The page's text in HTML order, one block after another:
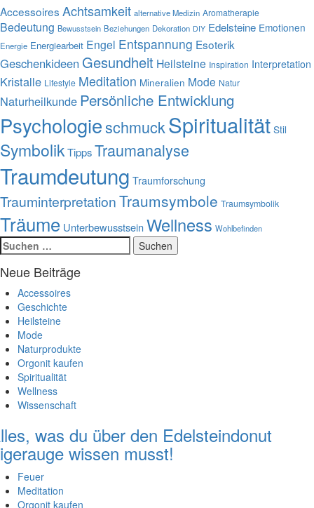
Accessoires Achtsamkeit alternative Medizin Aromatherapie
Bedeutung Bewusstsein Beziehungen Dekoration DIY Edelsteine Emotionen
Energie Energiearbeit Engel Entspannung Esoterik
Geschenkideen Gesundheit Heilsteine Inspiration Interpretation
Kristalle Lifestyle Meditation Mineralien Mode Natur
Naturheilkunde Persönliche Entwicklung
PsychologieschmuckSpiritualität Stil
SymbolikTippsTraumanalyse
Traumdeutung Traumforschung
TrauminterpretationTraumsymbole Traumsymbolik
Träume UnterbewusstseinWellness Wohlbefinden
Suchen
nach:
Neue Beiträge
Accessoires
Geschichte
Heilsteine
Mode
Naturprodukte
Orgonit kaufen
Spiritualität
Wellness
Wissenschaft
was du über den Edelsteindonut
wissen musst!
Feuer
Meditation
Orgonit kaufen